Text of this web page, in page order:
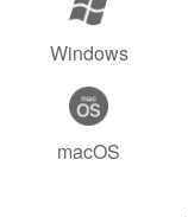
Windows
macOS